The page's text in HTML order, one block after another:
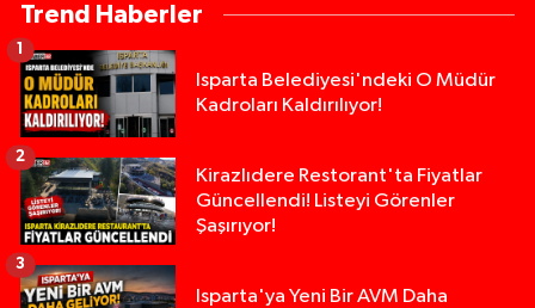
Trend Haberler
Isparta Belediyesi'ndeki O Müdür
Kadroları Kaldırılıyor!
1
Kirazlıdere Restorant'ta Fiyatlar
Güncellendi! Listeyi Görenler
Şaşırıyor!
2
Isparta'ya Yeni Bir AVM Daha
3